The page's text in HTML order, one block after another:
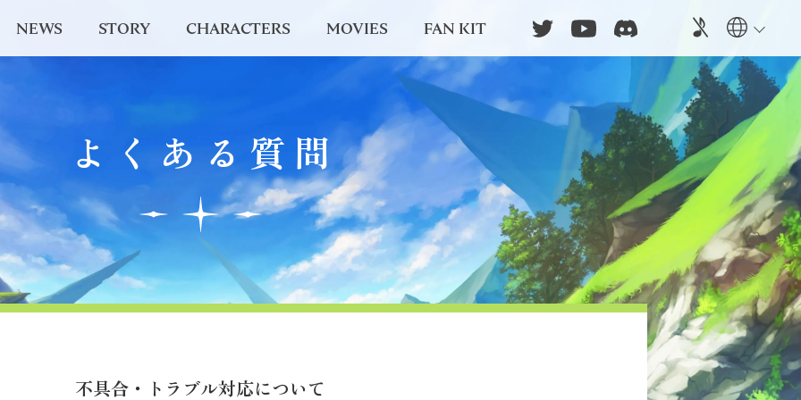
NEWS STORY CHARACTERS MOVIES FAN KIT
よくある質問
不具合・トラブル対応について